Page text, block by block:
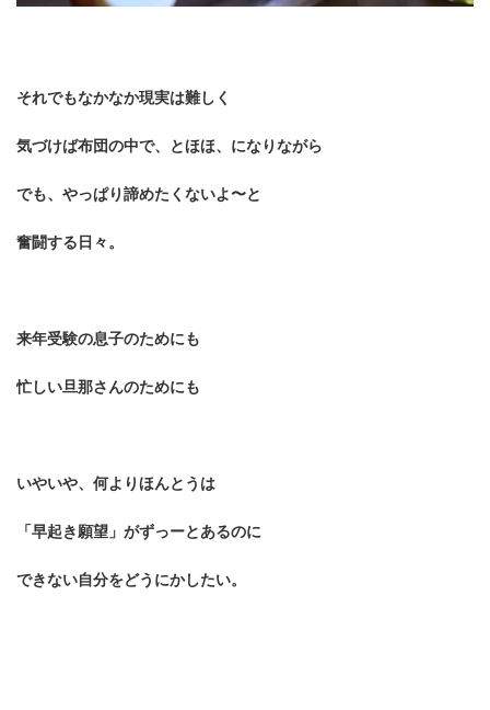
それでもなかなか現実は難しく
気づけば布団の中で、 とほほ、になりながら
でも、やっぱり諦めたくないよ〜と
奮闘する日々。
来年受験の息子のためにも
忙しい旦那さんのためにも
いやいや、何よりほんとうは
「早起き願望」がずっーとあるのに
できない自分をどうにかしたい。